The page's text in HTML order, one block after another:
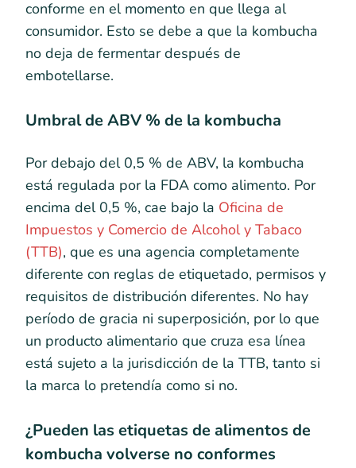
conforme en el momento en que llega al
consumidor. Esto se debe a que la kombucha
no deja de fermentar después de
embotellarse.
Umbral de ABV % de la kombucha
Por debajo del 0,5 % de ABV, la kombucha
está regulada por la FDA como alimento. Por
encima del 0,5 %, cae bajo la Oficina de
Impuestos y Comercio de Alcohol y Tabaco
(TTB), que es una agencia completamente
diferente con reglas de etiquetado, permisos y
requisitos de distribución diferentes. No hay
período de gracia ni superposición, por lo que
un producto alimentario que cruza esa línea
está sujeto a la jurisdicción de la TTB, tanto si
la marca lo pretendía como si no.
¿Pueden las etiquetas de alimentos de
kombucha volverse no conformes